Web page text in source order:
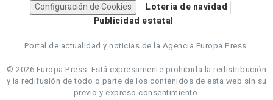
Configuración de Cookies
Loteria de navidad
Publicidad estatal
Portal de actualidad y noticias de la Agencia Europa Press.
© 2026 Europa Press. Está expresamente prohibida la redistribución
y la redifusión de todo o parte de los contenidos de esta web sin su
previo y expreso consentimiento.